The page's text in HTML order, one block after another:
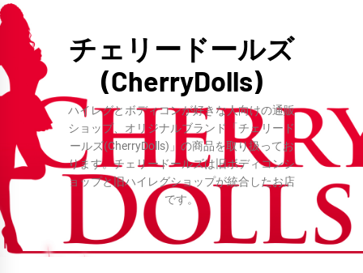
コ
ン
キ
ッ
プ
チェリードールズ
(CherryDolls)
ハイレグとボディコンが好きな人向けの通販
ショップ、オリジナルブランド「チェリード
ールズ(CherryDolls)」の商品を取り扱ってお
ります。チェリードールズは旧ボディコンシ
ョップと旧ハイレグショップが統合したお店
です。